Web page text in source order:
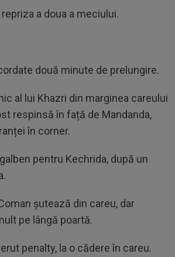
a doua a meciului.
două minute de prelungire.
al lui Khazri din marginea careului
respinsă în față de Mandanda,
în corner.
pentru Kechrida, după un
șutează din careu, dar
pe lângă poartă.
penalty, la o cădere în careu.